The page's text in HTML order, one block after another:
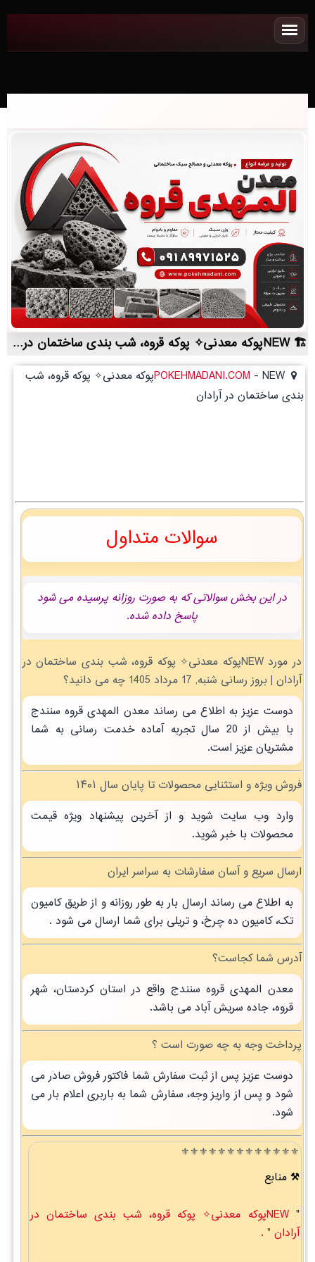
NEWپوکه معدنی✧ پوکه قروه، شب بندی ساختمان در آرادان | لیست قیمت روز و خرید مستقیم ، مناسب تر از نمایندگی شهرستان ها
POKEHMADANI.COM -
NEWپوکه معدنی✧ پوکه قروه، شب
بندی ساختمان در آرادان
سوالات متداول
در این بخش سوالاتی که به صورت روزانه پرسیده می شود
پاسخ داده شده.
در مورد NEWپوکه معدنی✧ پوکه قروه، شب بندی ساختمان در
آرادان | بروز رسانی شنبه, 17 مرداد 1405 چه می دانید؟
دوست عزیز به اطلاع می رساند معدن المهدی قروه سنندج
با بیش از 20 سال تجربه آماده خدمت رسانی به شما
مشتریان عزیز است.
فروش ویژه و استثنایی محصولات تا پایان سال ۱۴۰۱
وارد وب سایت شوید و از آخرین پیشنهاد ویژه قیمت
محصولات با خبر شوید.
ارسال سریع و آسان سفارشات به سراسر ایران
به اطلاع می رساند ارسال بار به طور روزانه و از طریق کامیون
تک، کامیون ده چرخ، و تریلی برای شما ارسال می شود .
آدرس شما کجاست؟
معدن المهدی قروه سنندج واقع در استان کردستان، شهر
قروه، جاده سریش آباد می باشد.
پرداخت وجه به چه صورت است ؟
دوست عزیز پس از ثبت سفارش شما فاکتور فروش صادر می
شود و پس از واریز وجه، سفارش شما به باربری اعلام بار می
شود.
⚜️⚜️⚜️⚜️⚜️⚜️⚜️⚜️⚜️⚜️⚜️⚜️⚜️
منابع
"
NEWپوکه معدنی✧ پوکه قروه، شب بندی ساختمان در
آرادان " .